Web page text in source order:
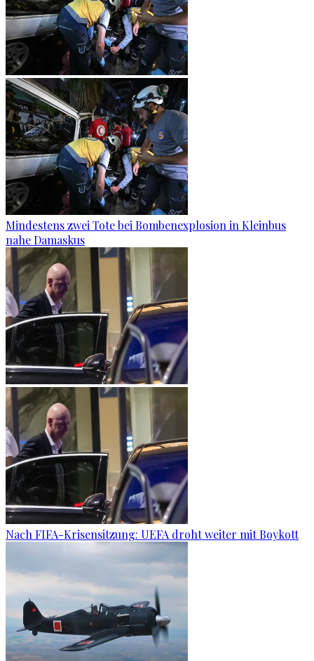
Mindestens zwei Tote bei Bombenexplosion in Kleinbus
nahe Damaskus
Nach FIFA-Krisensitzung: UEFA droht weiter mit Boykott